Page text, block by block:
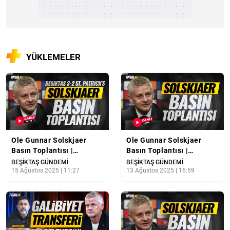
YÜKLEMELER
Ole Gunnar Solskjaer
Basın Toplantısı |
Beşiktaş 3-2 St. Patrick's |
CANLI YAYIN
BEŞİKTAŞ GÜNDEMİ
15 Ağustos 2025 | 11:27
Ole Gunnar Solskjaer
Basın Toplantısı |
Beşiktaş - St. Patrick's |
CANLI YAYIN
BEŞİKTAŞ GÜNDEMİ
13 Ağustos 2025 | 16:59